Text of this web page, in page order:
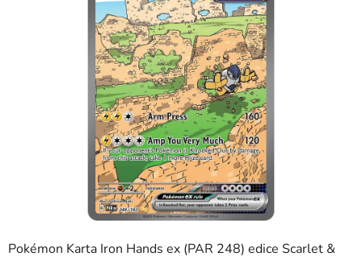
Pokémon Karta Iron Hands ex (PAR 248) edice Scarlet &